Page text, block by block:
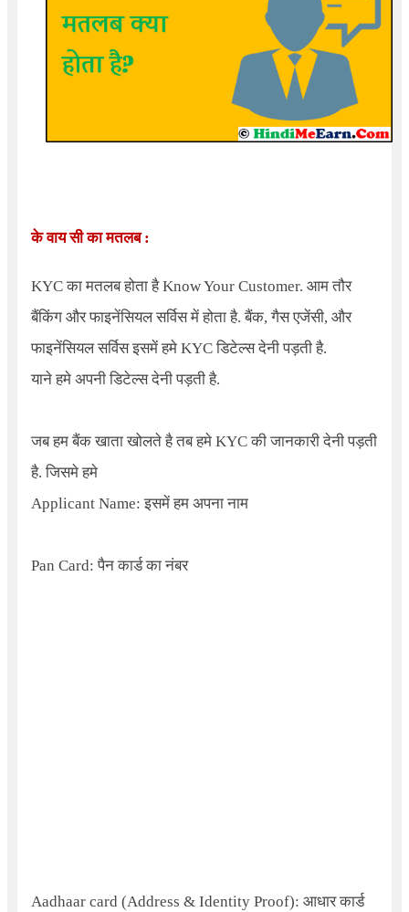
के वाय सी का मतलब :
KYCका मतलब होता हैKnow Your Customer. आम तौर
बैंकिंग और फाइनेंसियल सर्विस में होता है. बैंक, गैस एजेंसी, और
फाइनेंसियल सर्विस इसमें हमे KYC डिटेल्स देनी पड़ती है.
याने हमे अपनी डिटेल्स देनी पड़ती है.
जब हम बैंक खाता खोलते है तब हमे KYC की जानकारी देनी पड़ती
है. जिसमे हमे
Applicant Name:इसमें हम अपना नाम
Pan Card: पैन कार्ड का नंबर
Aadhaar card (Address & Identity Proof): आधार कार्ड